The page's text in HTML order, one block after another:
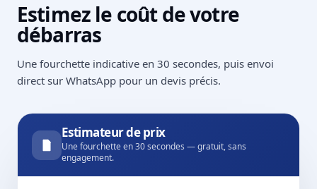
Estimez le coût de votre
débarras
Une fourchette indicative en 30 secondes, puis envoi
direct sur WhatsApp pour un devis précis.
Estimateur de prix
Une fourchette en 30 secondes — gratuit, sans
engagement.